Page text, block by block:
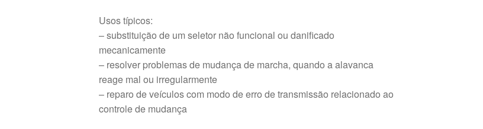
Usos típicos:
– substituição de um seletor não funcional ou danificado
mecanicamente
– resolver problemas de mudança de marcha, quando a alavanca
reage mal ou irregularmente
– reparo de veículos com modo de erro de transmissão relacionado ao
controle de mudança